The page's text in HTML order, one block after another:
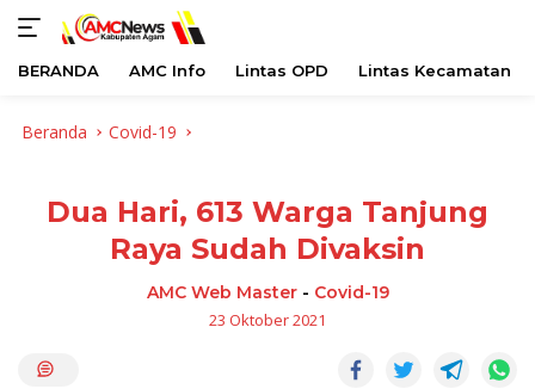
BERANDA AMC Info Lintas OPD Lintas Kecamatan
Beranda Covid-19
Dua Hari, 613 Warga Tanjung
Raya Sudah Divaksin
AMC Web Master- Covid-19
23 Oktober 2021